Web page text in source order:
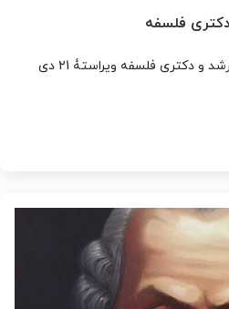
فلسفه
برخی منابع آزمون کارشناسی ارشد و دکتری فلسفه ویراستۀ 21 دی